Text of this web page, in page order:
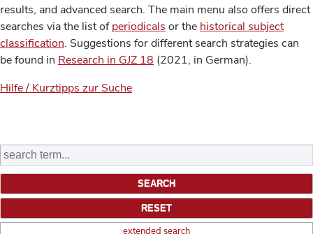
results, and advanced search. The main menu also offers direct
searches via the list ofperiodicals or the historical subject
classification. Suggestions for different search strategies can
be found in Research in GJZ 18 (2021, in German).
Hilfe / Kurztipps zur Suche
extended search